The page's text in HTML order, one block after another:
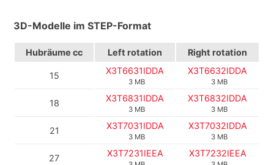
3D-Modelle im STEP-Format
Hubräume cc Left rotation Right rotation
15 X3T6631IDDA
3 MB
X3T6632IDDA
3 MB
18 X3T6831IDDA
3 MB
X3T6832IDDA
3 MB
21 X3T7031IDDA
3 MB
X3T7032IDDA
3 MB
27 X3T7231IEEA X3T7232IEEA